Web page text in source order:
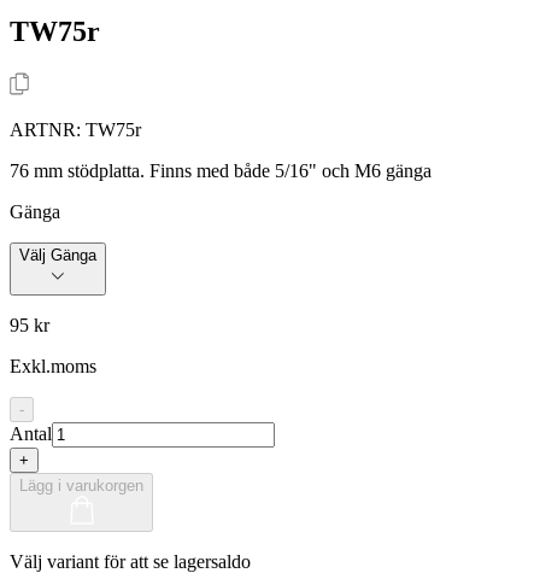
TW75r
ARTNR: TW75r
76 mm stödplatta. Finns med både 5/16" och M6 gänga
Gänga
Välj Gänga
95 kr
Exkl.moms
-
Antal
+
Lägg i varukorgen
Välj variant för att se lagersaldo